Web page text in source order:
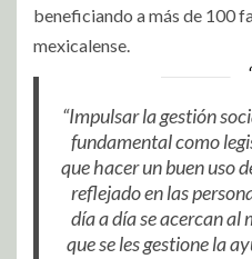
beneficiando a más de 100
mexicalense.
“Impulsar la gestión
fundamental como
que hacer un buen uso
reflejado en las
día a día se acercan al
que se les gestione la